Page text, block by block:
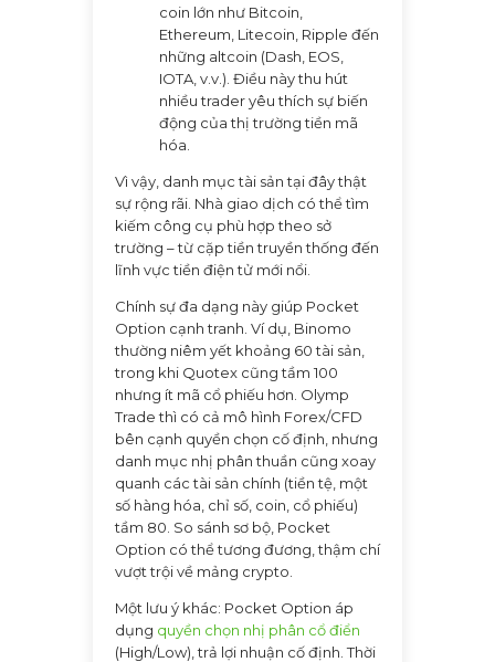
coin lớn như Bitcoin,
Ethereum, Litecoin, Ripple đến
những altcoin (Dash, EOS,
IOTA, v.v.). Điều này thu hút
nhiều trader yêu thích sự biến
động của thị trường tiền mã
hóa.
Vì vậy, danh mục tài sản tại đây thật
sự rộng rãi. Nhà giao dịch có thể tìm
kiếm công cụ phù hợp theo sở
trường – từ cặp tiền truyền thống đến
lĩnh vực tiền điện tử mới nổi.
Chính sự đa dạng này giúp Pocket
Option cạnh tranh. Ví dụ, Binomo
thường niêm yết khoảng 60 tài sản,
trong khi Quotex cũng tầm 100
nhưng ít mã cổ phiếu hơn. Olymp
Trade thì có cả mô hình Forex/CFD
bên cạnh quyền chọn cố định, nhưng
danh mục nhị phân thuần cũng xoay
quanh các tài sản chính (tiền tệ, một
số hàng hóa, chỉ số, coin, cổ phiếu)
tầm 80. So sánh sơ bộ, Pocket
Option có thể tương đương, thậm chí
vượt trội về mảng crypto.
Một lưu ý khác: Pocket Option áp
dụng quyền chọn nhị phân cổ điển
(High/Low), trả lợi nhuận cố định. Thời